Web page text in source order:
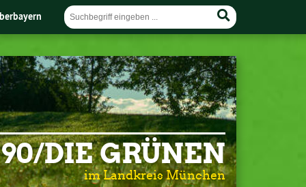
DIE GRÜNEN
im Landkreis München